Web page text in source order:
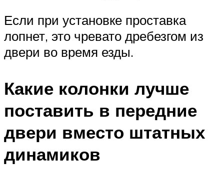
Если при установке проставка
лопнет, это чревато дребезгом из
двери во время езды.
Какие колонки лучше
поставить в передние
двери вместо штатных
динамиков